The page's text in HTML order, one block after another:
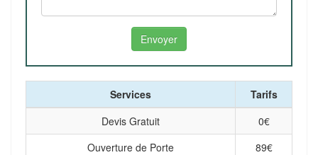
Services
Tarifs
Devis Gratuit
0€
Ouverture de Porte
89€